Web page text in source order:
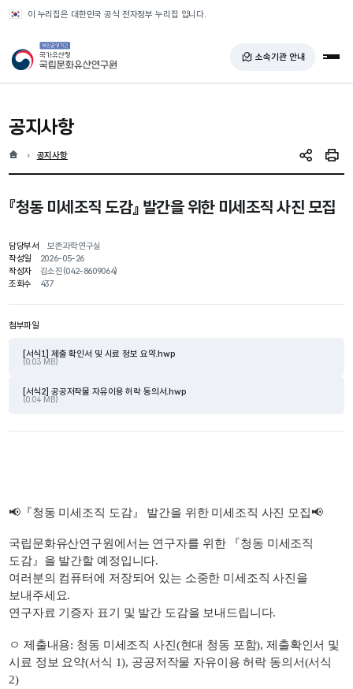
이 누리집은 대한민국 공식 전자정부 누리집 입니다.
국가유산청 국립문화유산연구원 소속기관 안내 전
공지사항
홈 현재 위치
공지사항 SNS 공유인쇄
『청동 미세조직 도감』 발간을 위한 미세조직 사진 모집
담당부서
보존과학연구실
작성일
2026-05-26
작성자
김소진(042-8609064)
조회수
437
첨부파일
[서식1] 제출 확인서 및 시료 정보 요약.hwp
(0.03 MB)
[서식2] 공공저작물 자유이용 허락 동의서.hwp
(0.04 MB)
📢『청동 미세조직 도감』 발간을 위한 미세조직 사진 모집📢
국립문화유산연구원에서는 연구자를 위한 『청동 미세조직
도감』을 발간할 예정입니다.
여러분의 컴퓨터에 저장되어 있는 소중한 미세조직 사진을
보내주세요.
연구자료 기증자 표기 및 발간 도감을 보내드립니다.
ㅇ 제출내용: 청동 미세조직 사진(현대 청동 포함), 제출확인서 및
시료 정보 요약(서식 1), 공공저작물 자유이용 허락 동의서(서식
2)